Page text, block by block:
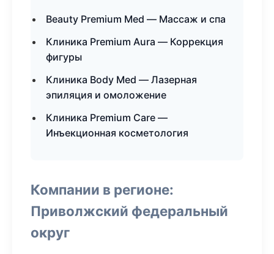
Beauty Premium Med — Массаж и спа
Клиника Premium Aura — Коррекция
фигуры
Клиника Body Med — Лазерная
эпиляция и омоложение
Клиника Premium Care —
Инъекционная косметология
Компании в регионе:
Приволжский федеральный
округ